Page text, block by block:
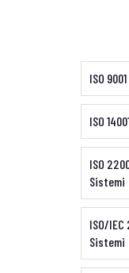
ISO
ISO
ISO
Sistemi
ISO/IEC
Sistemi